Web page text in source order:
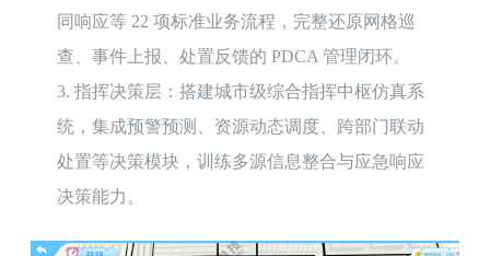
同响应等 22 项标准业务流程，完整还原网格巡
查、事件上报、处置反馈的 PDCA 管理闭环。
3.	指挥决策层：搭建城市级综合指挥中枢仿真系
统，集成预警预测、资源动态调度、跨部门联动
处置等决策模块，训练多源信息整合与应急响应
决策能力。